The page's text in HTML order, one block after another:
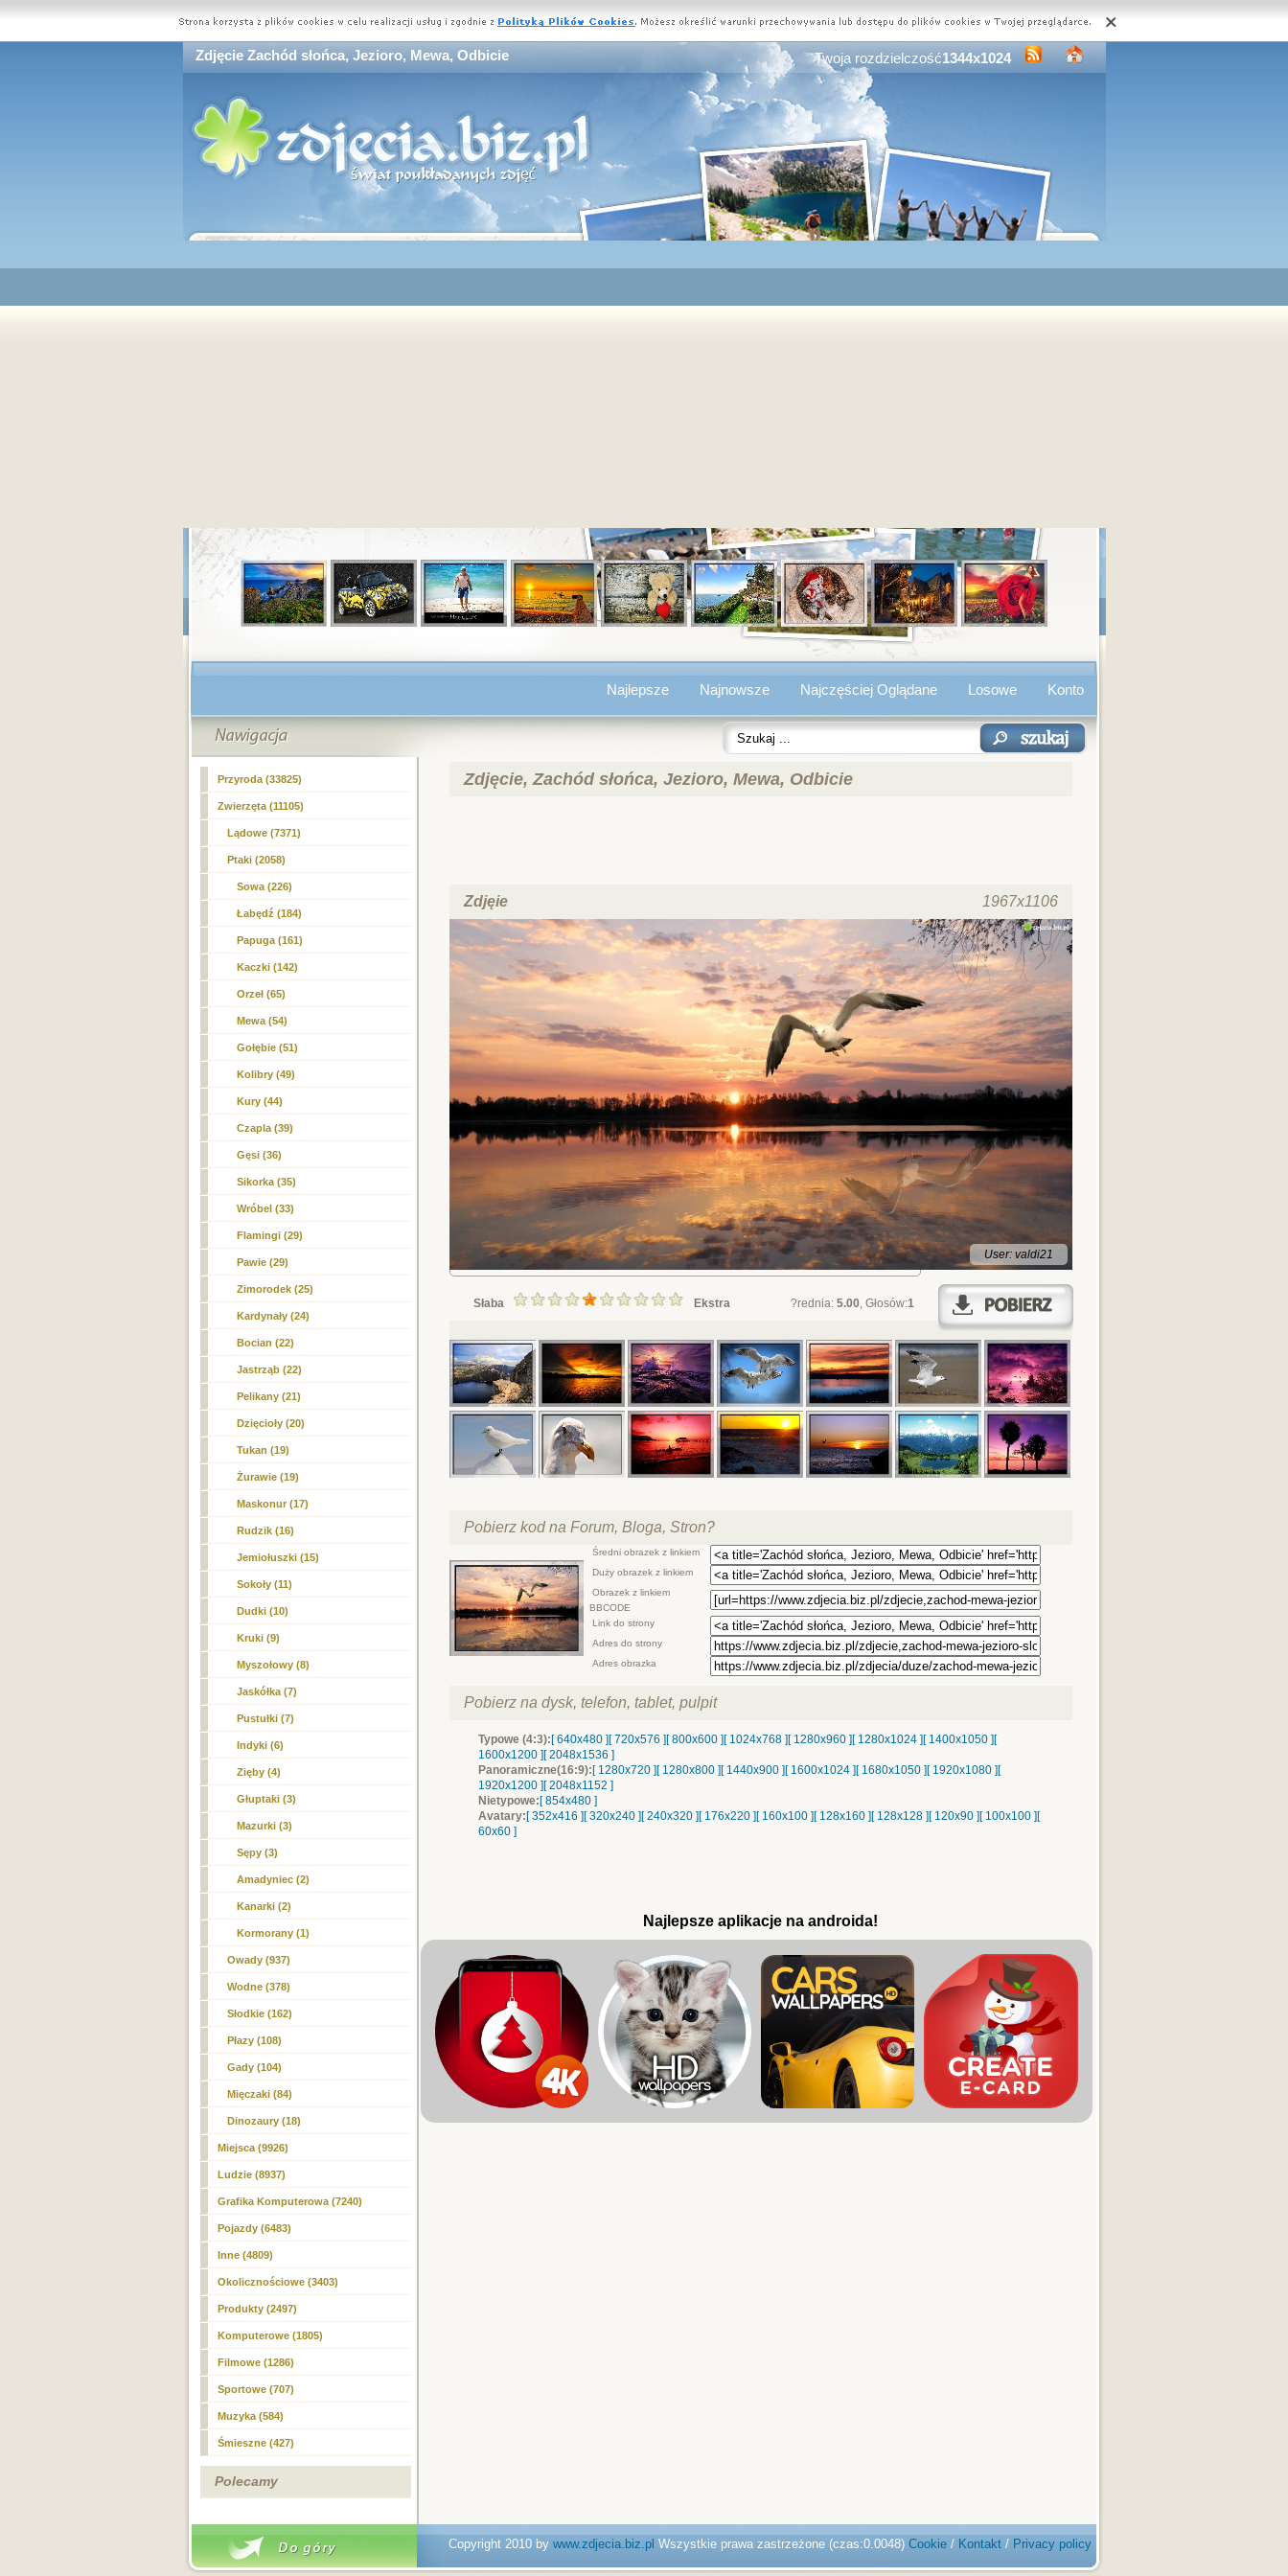
Zdjęcie Zachód słońca, Jezioro, Mewa, Odbicie Twoja rozdzielczość1344x1024
Najlepsze Najnowsze Najczęściej Oglądane Losowe Konto
Przyroda (33825)
Zwierzęta (11105)
Lądowe (7371)
Ptaki (2058)
Sowa (226)
Łabędź (184)
Papuga (161)
Kaczki (142)
Orzeł (65)
Mewa (54)
Gołębie (51)
Kolibry (49)
Kury (44)
Czapla (39)
Gęsi (36)
Sikorka (35)
Wróbel (33)
Flamingi (29)
Pawie (29)
Zimorodek (25)
Kardynały (24)
Bocian (22)
Jastrząb (22)
Pelikany (21)
Dzięcioły (20)
Tukan (19)
Żurawie (19)
Maskonur (17)
Rudzik (16)
Jemiołuszki (15)
Sokoły (11)
Dudki (10)
Kruki (9)
Myszołowy (8)
Jaskółka (7)
Pustułki (7)
Indyki (6)
Zięby (4)
Głuptaki (3)
Mazurki (3)
Sępy (3)
Amadyniec (2)
Kanarki (2)
Kormorany (1)
Owady (937)
Wodne (378)
Słodkie (162)
Płazy (108)
Gady (104)
Mięczaki (84)
Dinozaury (18)
Miejsca (9926)
Ludzie (8937)
Grafika Komputerowa (7240)
Pojazdy (6483)
Inne (4809)
Okolicznościowe (3403)
Produkty (2497)
Komputerowe (1805)
Filmowe (1286)
Sportowe (707)
Muzyka (584)
Śmieszne (427)
Polecamy
Zdjęcie, Zachód słońca, Jezioro, Mewa, Odbicie
Zdjęie 1967x1106
User: valdi21
Słaba Ekstra ?rednia: 5.00, Głosów:1
Pobierz kod na Forum, Bloga, Stron?
Średni obrazek z linkiem
Duży obrazek z linkiem
Obrazek z linkiem
BBCODE
Link do strony
Adres do strony
Adres obrazka
Pobierz na dysk, telefon, tablet, pulpit
Typowe (4:3):[ 640x480 ][ 720x576 ][ 800x600 ][ 1024x768 ][ 1280x960 ][ 1280x1024 ][ 1400x1050 ][
1600x1200 ][ 2048x1536 ]
Panoramiczne(16:9):[ 1280x720 ][ 1280x800 ][ 1440x900 ][ 1600x1024 ][ 1680x1050 ][ 1920x1080 ][
1920x1200 ][ 2048x1152 ]
Nietypowe:[ 854x480 ]
Avatary:[ 352x416 ][ 320x240 ][ 240x320 ][ 176x220 ][ 160x100 ][ 128x160 ][ 128x128 ][ 120x90 ][ 100x100 ][
60x60 ]
Najlepsze aplikacje na androida!
Copyright 2010 by www.zdjecia.biz.pl Wszystkie prawa zastrzeżone (czas:0.0048) Cookie / Kontakt / Privacy policy